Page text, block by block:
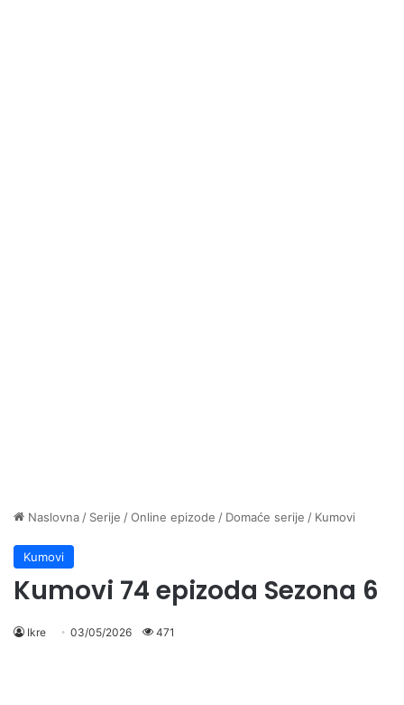
Naslovna / Serije /Online epizode / Domaće serije / Kumovi
Kumovi
Kumovi 74 epizoda Sezona 6
Ikre 03/05/2026 471